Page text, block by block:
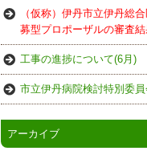
（仮称）伊丹市立伊丹総
募型プロポーザルの審査
工事の進捗について(6月)
市立伊丹病院検討特別委
アーカイブ